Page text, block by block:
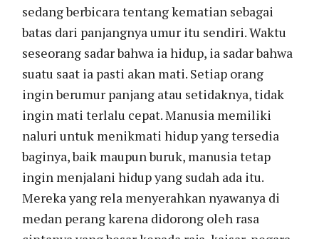
sedang berbicara tentang kematian sebagai
batas dari panjangnya umur itu sendiri. Waktu
seseorang sadar bahwa ia hidup, ia sadar bahwa
suatu saat ia pasti akan mati. Setiap orang
ingin berumur panjang atau setidaknya, tidak
ingin mati terlalu cepat. Manusia memiliki
naluri untuk menikmati hidup yang tersedia
baginya, baik maupun buruk, manusia tetap
ingin menjalani hidup yang sudah ada itu.
Mereka yang rela menyerahkan nyawanya di
medan perang karena didorong oleh rasa